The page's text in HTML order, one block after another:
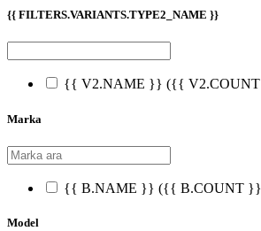
{{ FILTERS.VARIANTS.TYPE2_NAME }}
{{ V2.NAME }} ({{
Marka
{{ B.NAME }} ({{ B.COUNT
Model